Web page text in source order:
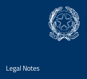
Legal Notes